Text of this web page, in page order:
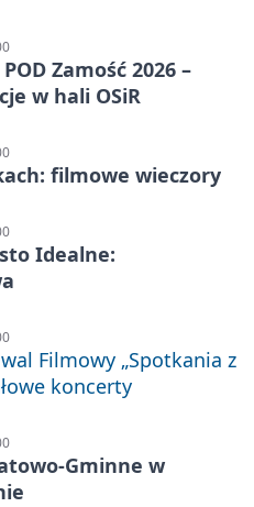
Zamość 2026 –
w hali OSiR
filmowe wieczory
Idealne:
Filmowy „Spotkania z
koncerty
Gminne w